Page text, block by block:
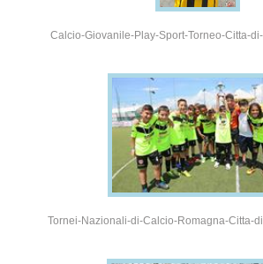
Calcio-Giovanile-Play-Sport-Torneo-Citta-
Tornei-Nazionali-di-Calcio-Romagna-Citta-